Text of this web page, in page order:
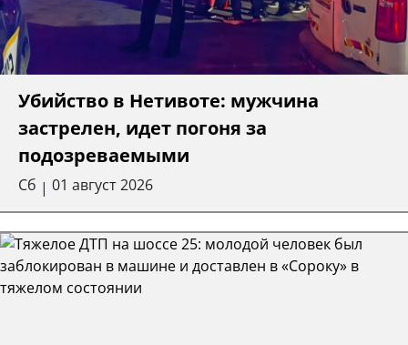
Убийство в Нетивоте: мужчина
застрелен, идет погоня за
подозреваемыми
Сб | 01 август 2026